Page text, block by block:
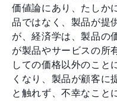
価値論にあり、たしか
品ではなく、製品が提
が、経済学は、製品の
が製品やサービスの所
しての価格以外のこと
くなり、製品が顧客に
と触れず、不幸なこと